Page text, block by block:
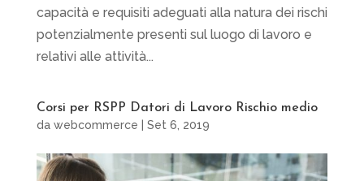
capacità e requisiti adeguati alla natura dei rischi
potenzialmente presenti sul luogo di lavoro e
relativi alle attività...
Corsi per RSPP Datori di Lavoro Rischio medio
da webcommerce Set 6, 2019